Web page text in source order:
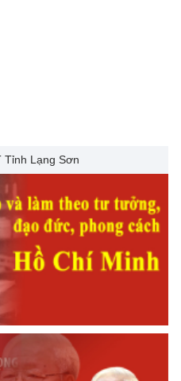
Lạng Sơn